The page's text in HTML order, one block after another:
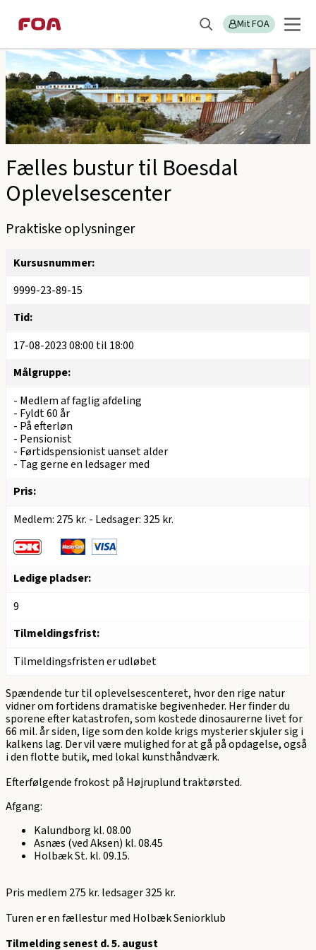
til
hovedindhold
til
hovedmenu
Søg Mit FOA
Sektions
menu
FOA Vestsjælland
Fælles bustur til Boesdal
Oplevelsescenter
Praktiske oplysninger
Kursusnummer:
9999-23-89-15
Tid:
17-08-2023 08:00 til 18:00
Målgruppe:
- Medlem af faglig afdeling
- Fyldt 60 år
- På efterløn
- Pensionist
- Førtidspensionist uanset alder
- Tag gerne en ledsager med
Pris:
Medlem: 275 kr. - Ledsager: 325 kr.
Ledige pladser:
9
Tilmeldingsfrist:
Tilmeldingsfristen er udløbet
Spændende tur til oplevelsescenteret, hvor den rige natur
vidner om fortidens dramatiske begivenheder. Her finder du
sporene efter katastrofen, som kostede dinosaurerne livet for
66 mil. år siden, lige som den kolde krigs mysterier skjuler sig i
kalkens lag. Der vil være mulighed for at gå på opdagelse, også
i den flotte butik, med lokal kunsthåndværk.
Efterfølgende frokost på Højruplund traktørsted.
Afgang:
Kalundborg kl. 08.00
Asnæs (ved Aksen) kl. 08.45
Holbæk St. kl. 09.15.
Pris medlem 275 kr. ledsager 325 kr.
Turen er en fællestur med Holbæk Seniorklub
Tilmelding senest d. 5. august